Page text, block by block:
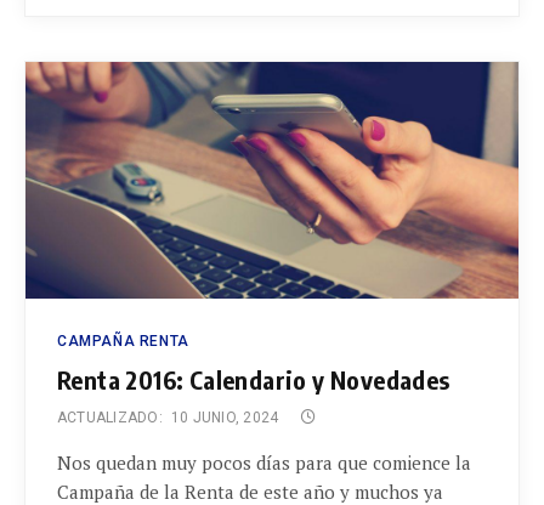
CAMPAÑA RENTA
Renta 2016: Calendario y Novedades
ACTUALIZADO: 10 JUNIO, 2024
Nos quedan muy pocos días para que comience la
Campaña de la Renta de este año y muchos ya